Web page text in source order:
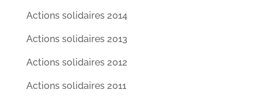
Actions solidaires 2014
Actions solidaires 2013
Actions solidaires 2012
Actions solidaires 2011